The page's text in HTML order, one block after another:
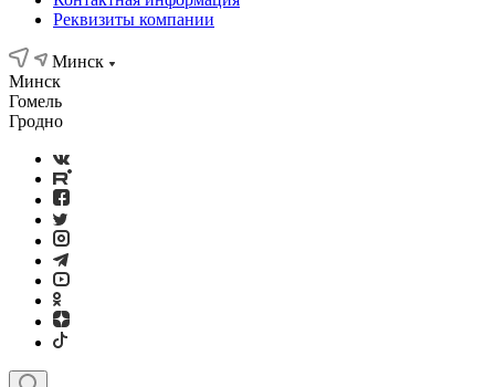
Реквизиты компании
Минск
Минск
Гомель
Гродно